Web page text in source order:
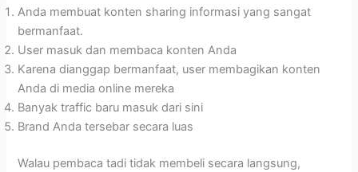
Anda membuat konten sharing informasi yang sangat
bermanfaat.
User masuk dan membaca konten Anda
Karena dianggap bermanfaat, user membagikan konten
Anda di media online mereka
Banyak traffic baru masuk dari sini
Brand Anda tersebar secara luas
Walau pembaca tadi tidak membeli secara langsung,